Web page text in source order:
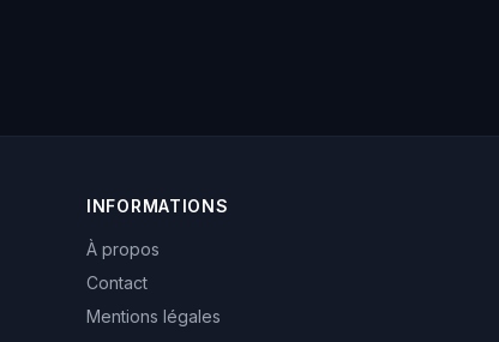
INFORMATIONS
À propos
Contact
Mentions légales